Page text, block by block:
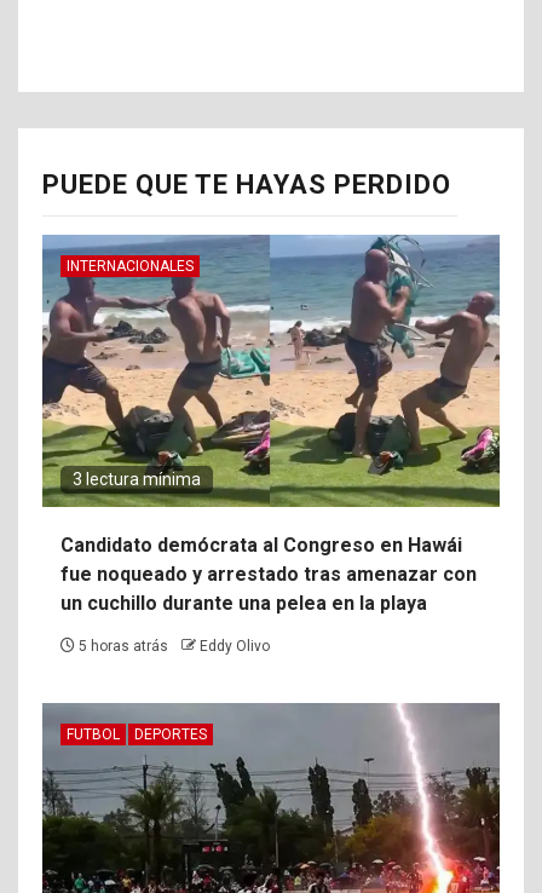
PUEDE QUE TE HAYAS PERDIDO
INTERNACIONALES
3 lectura mínima
Candidato demócrata al Congreso en Hawái
fue noqueado y arrestado tras amenazar con
un cuchillo durante una pelea en la playa
5 horas atrás Eddy Olivo
FUTBOL DEPORTES